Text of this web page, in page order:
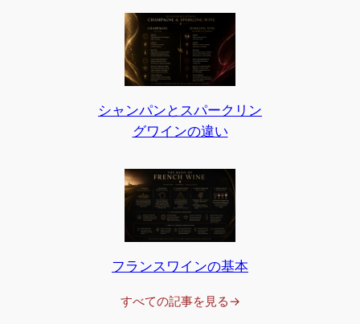
シャンパンとスパークリン
グワインの違い
フランスワインの基本
すべての記事を見る→